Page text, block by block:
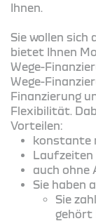
Ihnen.
Sie wollen sich
bietet Ihnen
Wege-
Wege-
Finanzierung
Flexibilität.
Vorteilen:
konstante
Laufzeiten
auch ohne
Sie haben
Sie
gehört